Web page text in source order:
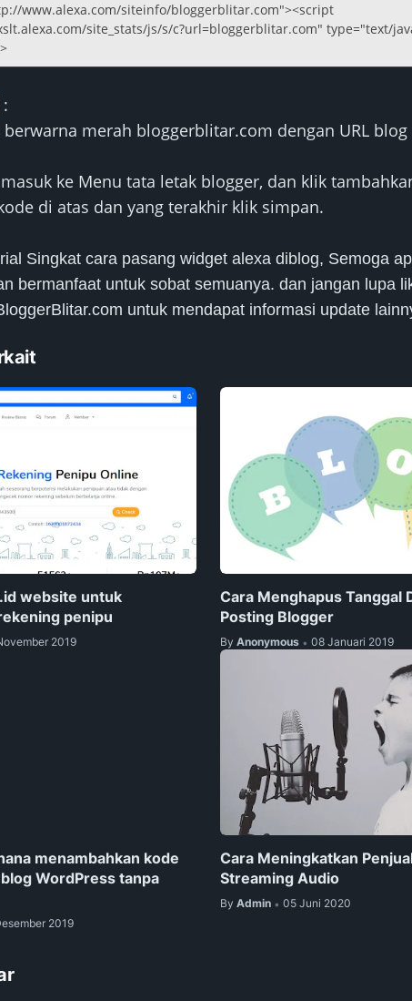
www.alexa.com/siteinfo/bloggerblitar.com"><script
site_stats/js/s/c?url=bloggerblitar.com" type="text/
:
berwarna merah bloggerblitar.com dengan URL
ke Menu tata letak blogger, dan klik
di atas dan yang terakhir klik simpan.
Singkat cara pasang widget alexa diblog, Semoga
bermanfaat untuk sobat semuanya. dan jangan lupa
untuk mendapat informasi update
website untuk
penipu
2019
Cara Menghapus Tanggal
Posting Blogger
By Anonymous • 08 Januari 2019
menambahkan kode
WordPress tanpa
2019
Cara Meningkatkan
Streaming Audio
By Admin • 05 Juni 2020